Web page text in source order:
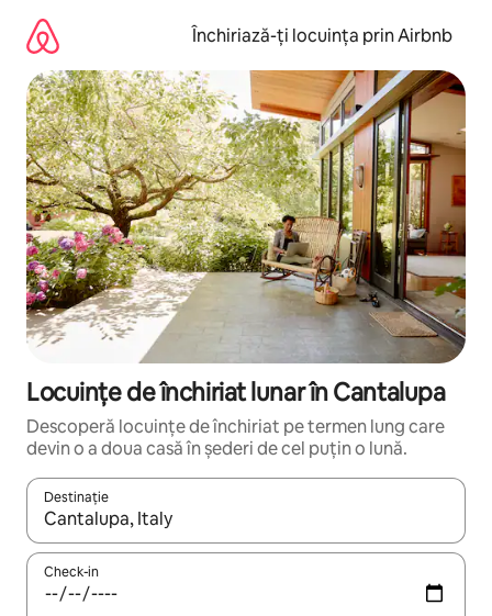
mergi
conținut
Închiriază-ți locuința prin Airbnb
Locuințe de închiriat lunar în Cantalupa
Descoperă locuințe de închiriat pe termen lung care
devin o a doua casă în șederi de cel puțin o lună.
Destinație
Când se încarcă rezultatele, navighează folosind tastele
Check-in